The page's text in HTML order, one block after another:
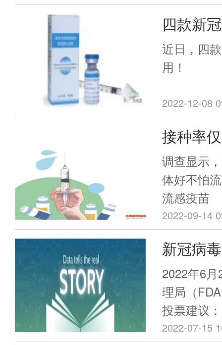
学说的奠
识到了医
的危险，
论，推广
苗，拯救
斯德的成
绍。本次
讲述巴斯
神，他的
追求，并
身份背后
媒体公关
四款新
用！
近日，四
用！
2022-12-08
接种率
为何不“
调查显示
体好不怕
流感疫苗
2022-09-14
新冠病
导致疫
赛。我
2022年6
理局（
投票建议
COVID-19
2022-07-15